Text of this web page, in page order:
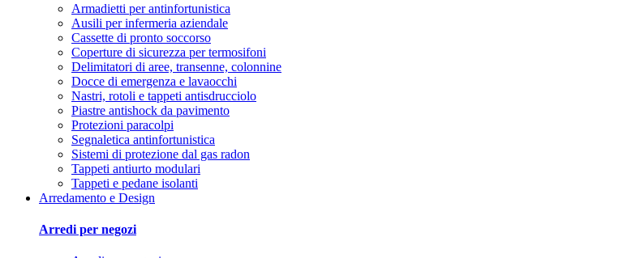
Armadietti per antinfortunistica
Ausili per infermeria aziendale
Cassette di pronto soccorso
Coperture di sicurezza per termosifoni
Delimitatori di aree, transenne, colonnine
Docce di emergenza e lavaocchi
Nastri, rotoli e tappeti antisdrucciolo
Piastre antishock da pavimento
Protezioni paracolpi
Segnaletica antinfortunistica
Sistemi di protezione dal gas radon
Tappeti antiurto modulari
Tappeti e pedane isolanti
Arredamento e Design
Arredi per negozi